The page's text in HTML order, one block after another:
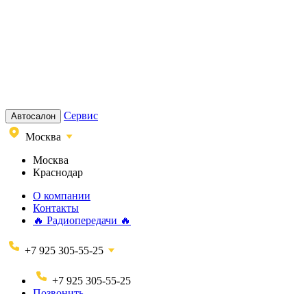
Автосалон
Сервис
Москва
Москва
Краснодар
О компании
Контакты
🔥 Радиопередачи 🔥
+7 925 305-55-25
+7 925 305-55-25